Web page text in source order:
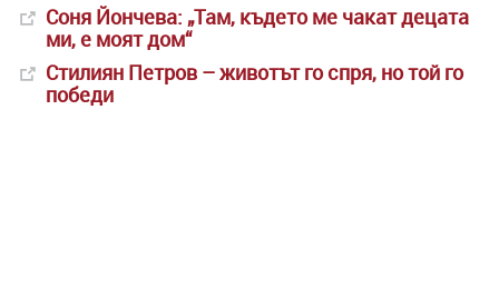
Соня Йончева: „Там, където ме чакат децата
ми, е моят дом“
Стилиян Петров – животът го спря, но той го
победи